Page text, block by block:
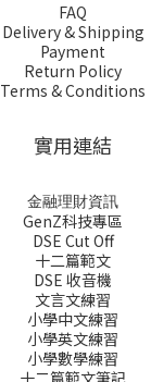
FAQ
Delivery & Shipping
Payment
Return Policy
Terms & Conditions
實用連結
金融理財資訊
GenZ科技專區
DSE Cut Off
十二篇範文
DSE 收音機
文言文練習
小學中文練習
小學英文練習
小學數學練習